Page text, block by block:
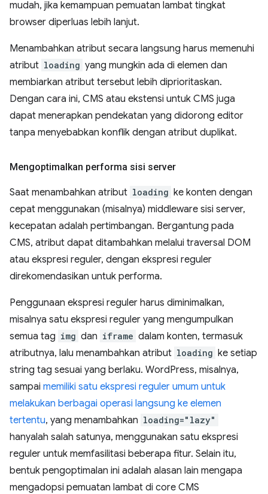
mudah, jika kemampuan pemuatan lambat tingkat
browser diperluas lebih lanjut.
Menambahkan atribut secara langsung harus memenuhi
atribut loading yang mungkin ada di elemen dan
membiarkan atribut tersebut lebih diprioritaskan.
Dengan cara ini, CMS atau ekstensi untuk CMS juga
dapat menerapkan pendekatan yang didorong editor
tanpa menyebabkan konflik dengan atribut duplikat.
Mengoptimalkan performa sisi server
Saat menambahkan atribut loading ke konten dengan
cepat menggunakan (misalnya) middleware sisi server,
kecepatan adalah pertimbangan. Bergantung pada
CMS, atribut dapat ditambahkan melalui traversal DOM
atau ekspresi reguler, dengan ekspresi reguler
direkomendasikan untuk performa.
Penggunaan ekspresi reguler harus diminimalkan,
misalnya satu ekspresi reguler yang mengumpulkan
semua tag img dan iframe dalam konten, termasuk
atributnya, lalu menambahkan atribut loading ke setiap
string tag sesuai yang berlaku. WordPress, misalnya,
sampai memiliki satu ekspresi reguler umum untuk
melakukan berbagai operasi langsung ke elemen
tertentu, yang menambahkan loading="lazy"
hanyalah salah satunya, menggunakan satu ekspresi
reguler untuk memfasilitasi beberapa fitur. Selain itu,
bentuk pengoptimalan ini adalah alasan lain mengapa
mengadopsi pemuatan lambat di core CMS